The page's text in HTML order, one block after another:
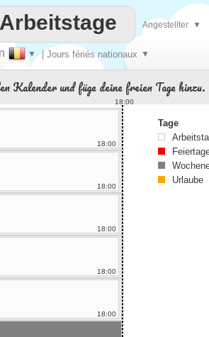
▼ | Jours fériés nationaux ▼
Arbeitstage Angestellter ▼
Kalender und füge deine freien Tage hinzu.
18:00
18:00
18:00
18:00
18:00
18:00
Tage
Urlaube